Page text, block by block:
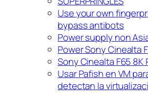
Use your own
bypass antibots
Power supply non
Power Sony Cinealta
Sony Cinealta F65 8K
Usar Pafish en VM
detectan la